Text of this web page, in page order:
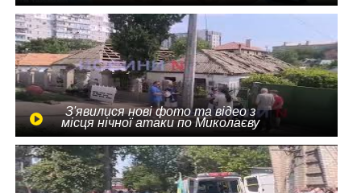
З'явилися нові фото та відео з
місця нічної атаки по Миколаєву